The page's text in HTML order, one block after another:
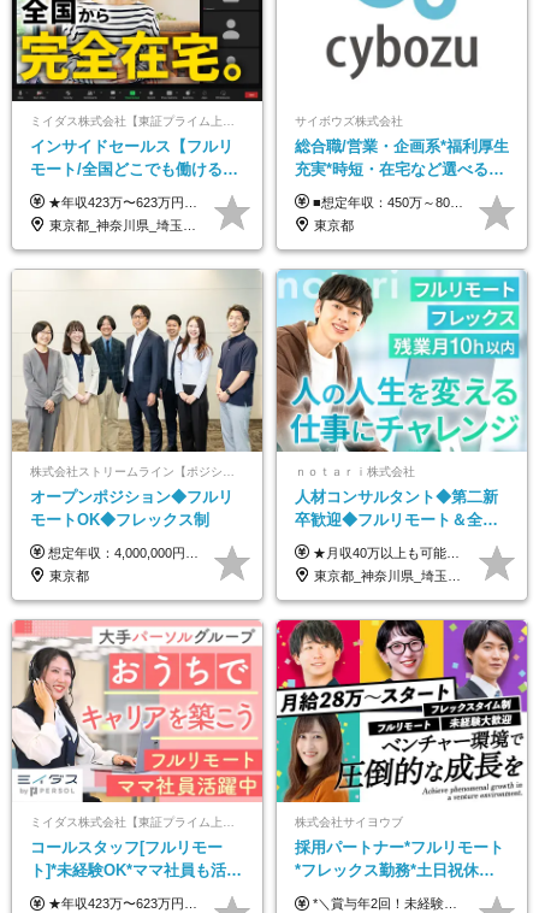
インサイドセールス【フルリ
モート/全国どこでも働ける】
未経験OK*土日祝休み*残業少
なめ*在宅勤務手当あり
★年収423万〜623万円のモデルあり（想定時間外手当10時間分含む） ★半年に一度ドカンと支給のボーナスあり（半年に1度最大150万円） 月給25万円〜＋各種手当＋インセンティブ ＊リモートワーク手当（4000円/月） ＊リモートワーク一時金（1万5000円） ＊残業手当全額支給 ※経験・スキルにより月給を決定します ※試用期間：2ヵ月あり。期間中の雇用形態・給与・待遇に変更はありません 《頑張りはインセンティブとして還元！》 当社は5段階の評価制度を導入。 半期に1回の評価で最高ランク（5点）を獲得したメンバーには、 150万円のインセンティブを支給！ これが半年に一度のインセンティブとして支給されるため、 成果を出した分だけまとまった収入を得られる仕組みです。 【固定残業代について】 なし（残業代は、実際の労働時間に応じて別途全額支給）
東京都_神奈川県_埼玉県_千葉県_大阪府_愛知県_北海道_青森県_岩手県_宮城県_秋田県_山形県_福島県_茨城県_栃木県_群馬県_新潟県_山梨県_長野県_富山県_石川県_福井県_静岡県_岐阜県_三重県_兵庫県_京都府_滋賀県_奈良県_和歌山県_広島県_岡山県_鳥取県_島根県_山口県_徳島県_香川県_愛媛県_高知県_福岡県_熊本県_佐賀県_長崎県_大分県_宮崎県_鹿児島県_沖縄県
サイボウズ株式会社
総合職/営業・企画系*福利厚生
充実*時短・在宅など選べる働
き方*賞与年2回
■想定年収：450万～800万円（基本給12ヶ月分＋賞与2ヶ月分） ※上記想定年収はフルタイムの働き方を想定しています。 それ以外の働き方（勤務日数、時短、固定残業時間数の変更など）の場合 上記想定年収の支給を確約するものではありません ※賞与は全社の業績に応じて変動の可能性があります ※ご経験・スキルを考慮のうえ、当社規定により優遇します （試用期間3ヶ月有/給与・待遇に差異なし） ■昇給年1回 ■賞与年2回（2月・8月）
東京都
オープンポジション◆フルリ
モートOK◆フレックス制
想定年収：4,000,000円 ～ 8,000,000円 月給：288,000円 ～ 570,000円 ※ご経験・能力に応じて決定いたします。 ※上記額にはみなし残業代を含みます。 ※超過分は全額支給いたします。 ※みなし残業代 45,000円 ～ 89,050円／月 ※みなし残業時間 20時間／月 ※試用期間：3ヶ月（試用期間中の待遇に差異はありません） 【固定残業代について】 固定残業20時間分（45,000円～89,050円）を含む ※超過分は別途全額支給
東京都
ｎｏｔａｒｉ株式会社
人材コンサルタント◆第二新
卒歓迎◆フルリモート＆全国
から勤務OK◆残業月10h以内
◆フレックス制
★月収40万以上も可能！ ★能力・スキル・経験を考慮した年収額を設定します ★年功序列ではなく、チャレンジを評価して給与に反映！ ■月給20万円～40万円＋決算賞与 ※経験・スキルを考慮のうえ決定します ※給与にはみなし残業代40時間分を含む。そのほか詳細に関しては別途面接時にご説明します ※試用期間3ヵ月あり。期間中の雇用形態・条件などに差異はありません
東京都_神奈川県_埼玉県_千葉県_大阪府_愛知県_北海道_青森県_岩手県_宮城県_秋田県_山形県_福島県_茨城県_栃木県_群馬県_新潟県_山梨県_長野県_富山県_石川県_福井県_静岡県_岐阜県_三重県_兵庫県_京都府_滋賀県_奈良県_和歌山県_広島県_岡山県_鳥取県_島根県_山口県_徳島県_香川県_愛媛県_高知県_福岡県_熊本県_佐賀県_長崎県_大分県_宮崎県_鹿児島県_沖縄県
コールスタッフ[フルリモー
ト]*未経験OK*ママ社員も活躍
中*ブランクOK*全国どこでも
★年収423万〜623万円のモデルあり（想定時間外手当10時間分含む） ★半年に一度ドカンと支給のボーナスあり（半年に1度最大150万円） 月給25万円〜＋各種手当＋インセンティブ ＊リモートワーク手当（4000円/月） ＊リモートワーク一時金（1万5000円） ＊残業手当全額支給 ※経験・スキルにより月給を決定します ※試用期間：2ヵ月あり。期間中の雇用形態・給与・待遇に変更はありません 《頑張りはインセンティブとして還元！》 当社は5段階の評価制度を導入。 半期に1回の評価で最高ランク（5点）を獲得したメンバーには、 150万円のインセンティブを支給！ これが半年に一度のインセンティブとして支給されるため、 成果を出した分だけまとまった収入を得られる仕組みです。 【固定残業代について】 なし（残業代は、実際の労働時間に応じて別途全額支給）
株式会社サイヨウブ
採用パートナー*フルリモート
*フレックス勤務*土日祝休み*
月給28万円～*産育休取得実績
*＼賞与年2回！未経験から月給28万円スタート／* ★昇給年12回あり！随時昇給のチャンス ◆月給28万～40万円＋賞与年2回＋各種インセンティブ ※経験・スキルを考慮の上、決定します ※試用期間6ヶ月間あり（期間中は月給26万円～になります。その他待遇等に差異はありません） ※月給には月35時間分の固定残業代含む（月5万4800円/超過分別途支給） ※ほとんどのメンバーが残業ゼロです！フレックスタイム制のため、自分の生活に合わせて調整できます。 ＼希望性で土曜日出勤あり／ お客様より「土曜日に応募者の対応をしてほしい」という ご要望を受けた際に、応募者対応⇒求職者との メッセージのやり取りなど、対応が発生する場合があります。 ※土曜日に出勤いただく場合は ・2時間稼働：4500円 ・4時間稼働：9000円 の給与が発生。勤務時間が4時間超えることは原則ありません。 短期間で高い給与をGETできるチャンスです♪